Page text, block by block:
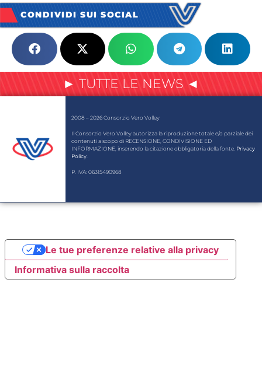
CONDIVIDI SUI SOCIAL
► TUTTE LE NEWS ◄
2008 – 2026 Consorzio Vero Volley
Il Consorzio Vero Volley autorizza la riproduzione totale e/o parziale dei
contenuti a scopo di RECENSIONE, CONDIVISIONE ED
INFORMAZIONE, inserendo la citazione obbligatoria della fonte. Privacy
Policy
P. IVA: 06315490968
Informativa sulla raccolta
Le tue preferenze relative alla privacy